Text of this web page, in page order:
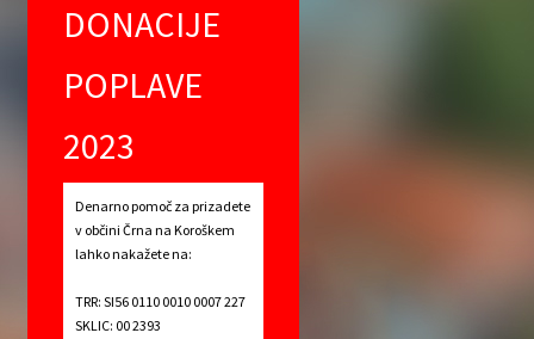
DONACIJE
POPLAVE
2023
Denarno pomoč za prizadete
v občini Črna na Koroškem
lahko nakažete na:
TRR: SI56 0110 0010 0007 227
SKLIC: 00 2393